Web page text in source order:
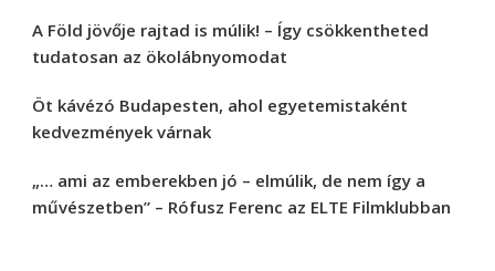
A Föld jövője rajtad is múlik! – Így csökkentheted
tudatosan az ökolábnyomodat
Öt kávézó Budapesten, ahol egyetemistaként
kedvezmények várnak
„… ami az emberekben jó – elmúlik, de nem így a
művészetben” – Rófusz Ferenc az ELTE Filmklubban